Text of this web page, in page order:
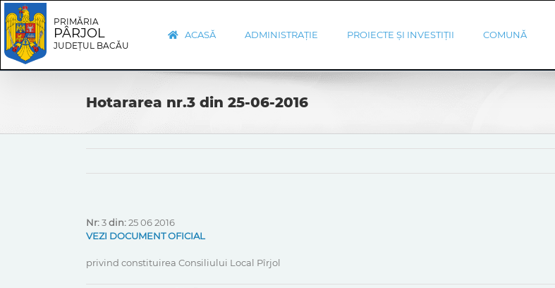
Skip
to
content
Skip
Navigation
PRIMĂRIA
PÂRJOL
JUDEȚUL BACĂU
ACASĂ ADMINISTRAȚIE PROIECTE ȘI INVESTIȚII COMUNĂ
Hotararea nr.3 din 25-06-2016
Nr:3din:25 06 2016
VEZI DOCUMENT OFICIAL
privind constituirea Consiliului Local Pîrjol